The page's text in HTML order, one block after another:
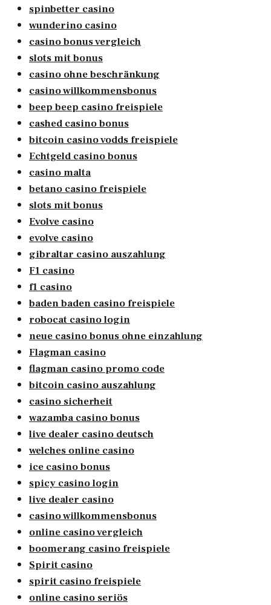
spinbetter casino
wunderino casino
casino bonus vergleich
slots mit bonus
casino ohne beschränkung
casino willkommensbonus
beep beep casino freispiele
cashed casino bonus
bitcoin casino vodds freispiele
Echtgeld casino bonus
casino malta
betano casino freispiele
slots mit bonus
Evolve casino
evolve casino
gibraltar casino auszahlung
F1 casino
f1 casino
baden baden casino freispiele
robocat casino login
neue casino bonus ohne einzahlung
Flagman casino
flagman casino promo code
bitcoin casino auszahlung
casino sicherheit
wazamba casino bonus
live dealer casino deutsch
welches online casino
ice casino bonus
spicy casino login
live dealer casino
casino willkommensbonus
online casino vergleich
boomerang casino freispiele
Spirit casino
spirit casino freispiele
online casino seriös